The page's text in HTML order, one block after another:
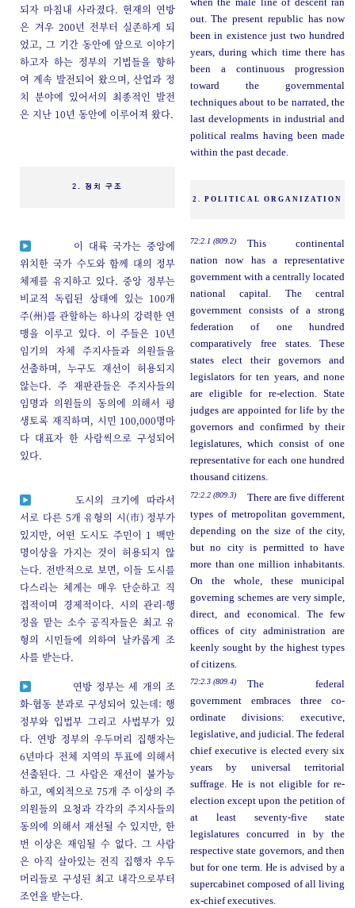
되자 마침내 사라졌다. 현재의 연방
은 겨우 200년 전부터 실존하게 되
었고, 그 기간 동안에 앞으로 이야기
하고자 하는 정부의 기법들을 향하
여 계속 발전되어 왔으며, 산업과 정
치 분야에 있어서의 최종적인 발전
은 지난 10년 동안에 이루어져 왔다.
when the male line of descent ran
out. The present republic has now
been in existence just two hundred
years, during which time there has
been a continuous progression
toward the governmental
techniques about to be narrated, the
last developments in industrial and
political realms having been made
within the past decade.
2. 정치 구조
2. POLITICAL ORGANIZATION
이 대륙 국가는 중앙에
위치한 국가 수도와 함께 대의 정부
체제를 유지하고 있다. 중앙 정부는
비교적 독립된 상태에 있는 100개
주(州)를 관할하는 하나의 강력한 연
맹을 이루고 있다. 이 주들은 10년
임기의 자체 주지사들과 의원들을
선출하며, 누구도 재선이 허용되지
않는다. 주 재판관들은 주지사들의
임명과 의원들의 동의에 의해서 평
생토록 재직하며, 시민 100,000명마
다 대표자 한 사람씩으로 구성되어
있다.
72:2.1 (809.2)
This continental
nation now has a representative
government with a centrally located
national capital. The central
government consists of a strong
federation of one hundred
comparatively free states. These
states elect their governors and
legislators for ten years, and none
are eligible for re-election. State
judges are appointed for life by the
governors and confirmed by their
legislatures, which consist of one
representative for each one hundred
thousand citizens.
도시의 크기에 따라서
서로 다른 5개 유형의 시(市) 정부가
있지만, 어떤 도시도 주민이 1 백만
명이상을 가지는 것이 허용되지 않
는다. 전반적으로 보면, 이들 도시를
다스리는 체계는 매우 단순하고 직
접적이며 경제적이다. 시의 관리-행
정을 맡는 소수 공직자들은 최고 유
형의 시민들에 의하여 날카롭게 조
사를 받는다.
72:2.2 (809.3)
There are five different
types of metropolitan government,
depending on the size of the city,
but no city is permitted to have
more than one million inhabitants.
On the whole, these municipal
governing schemes are very simple,
direct, and economical. The few
offices of city administration are
keenly sought by the highest types
of citizens.
연방 정부는 세 개의 조
화-협동 분과로 구성되어 있는데: 행
정부와 입법부 그리고 사법부가 있
다. 연방 정부의 우두머리 집행자는
6년마다 전체 지역의 투표에 의해서
선출된다. 그 사람은 재선이 불가능
하고, 예외적으로 75개 주 이상의 주
의원들의 요청과 각각의 주지사들의
동의에 의해서 재선될 수 있지만, 한
번 이상은 재임될 수 없다. 그 사람
은 아직 살아있는 전직 집행자 우두
머리들로 구성된 최고 내각으로부터
조언을 받는다.
72:2.3 (809.4)
The federal
government embraces three co-
ordinate divisions: executive,
legislative, and judicial. The federal
chief executive is elected every six
years by universal territorial
suffrage. He is not eligible for re-
election except upon the petition of
at least seventy-five state
legislatures concurred in by the
respective state governors, and then
but for one term. He is advised by a
supercabinet composed of all living
ex-chief executives.